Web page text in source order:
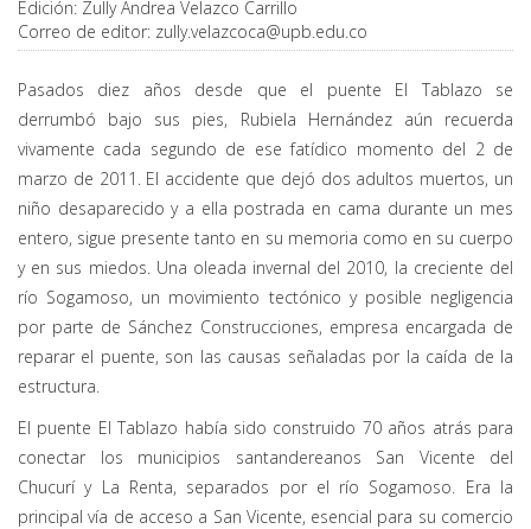
Edición: Zully Andrea Velazco Carrillo
Correo de editor: zully.velazcoca@upb.edu.co
Pasados diez años desde que el puente El Tablazo se
derrumbó bajo sus pies, Rubiela Hernández aún recuerda
vivamente cada segundo de ese fatídico momento del 2 de
marzo de 2011. El accidente que dejó dos adultos muertos, un
niño desaparecido y a ella postrada en cama durante un mes
entero, sigue presente tanto en su memoria como en su cuerpo
y en sus miedos. Una oleada invernal del 2010, la creciente del
río Sogamoso, un movimiento tectónico y posible negligencia
por parte de Sánchez Construcciones, empresa encargada de
reparar el puente, son las causas señaladas por la caída de la
estructura.
El puente El Tablazo había sido construido 70 años atrás para
conectar los municipios santandereanos San Vicente del
Chucurí y La Renta, separados por el río Sogamoso. Era la
principal vía de acceso a San Vicente, esencial para su comercio